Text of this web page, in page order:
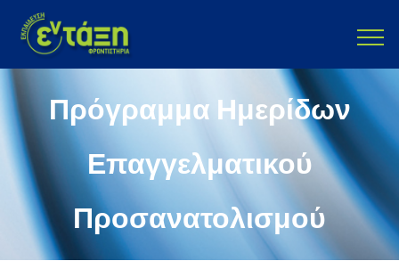
Πρόγραμμα Ημερίδων
Επαγγελματικού
Προσανατολισμού